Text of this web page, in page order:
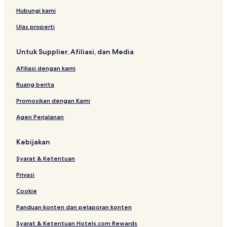
a
o
Hubungi kami
Ulas properti
Untuk Supplier, Afiliasi, dan Media
Afiliasi dengan kami
Ruang berita
Promosikan dengan Kami
Agen Perjalanan
Kebijakan
Syarat & Ketentuan
Privasi
Cookie
Panduan konten dan pelaporan konten
Syarat & Ketentuan Hotels.com Rewards